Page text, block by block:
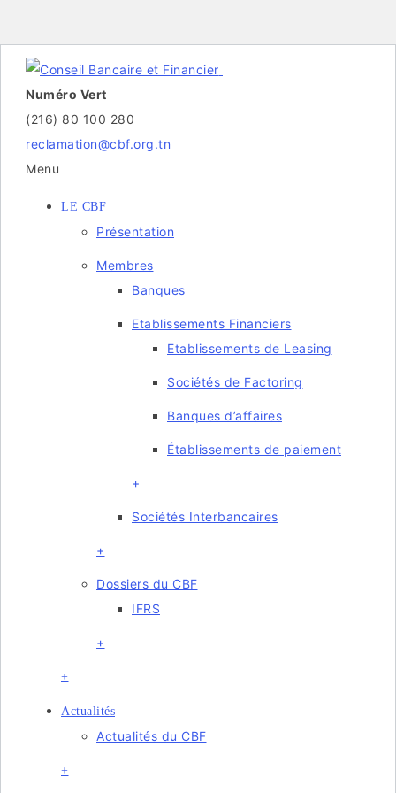
Numéro Vert
(216) 80 100 280
reclamation@cbf.org.tn
Menu
LE CBF
Présentation
Membres
Banques
Etablissements Financiers
Etablissements de Leasing
Sociétés de Factoring
Banques d’affaires
Établissements de paiement
+
Sociétés Interbancaires
+
Dossiers du CBF
IFRS
+
+
Actualités
Actualités du CBF
+